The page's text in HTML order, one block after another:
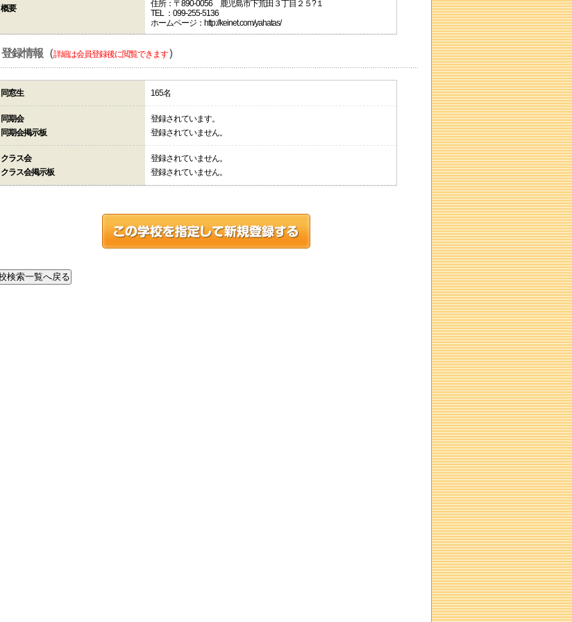
概要
住所：〒890-0056 鹿児島市下荒田３丁目２５?１
TEL ：099-255-5136
ホームページ：http://keinet.com/yahatas/
登録情報（詳細は会員登録後に閲覧できます）
同窓生 165名
同期会
同期会掲示板
登録されています。
登録されていません。
クラス会
クラス会掲示板
登録されていません。
登録されていません。